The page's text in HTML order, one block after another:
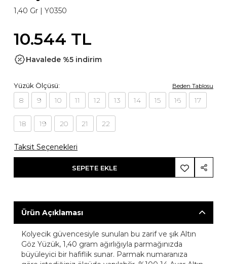
1,40 Gr | Y0350
10.544 TL
Havalede %5 indirim
Yüzük Ölçüsü: Beden Tablosu
8 9 10 11 12 13 14 15 16 17
18 19 20 21 22
Taksit Seçenekleri
SEPETE EKLE
Ürün Açıklaması
Kolyecik güvencesiyle sunulan bu zarif ve şık Altın
Göz Yüzük, 1,40 gram ağırlığıyla parmağınızda
büyüleyici bir hafiflik sunar. Parmak numaranıza